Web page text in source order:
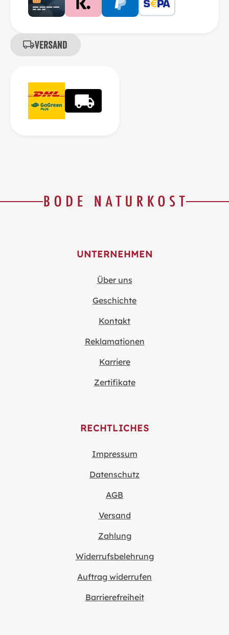
Versand
UNTERNEHMEN
Über uns
Geschichte
Kontakt
Reklamationen
Karriere
Zertifikate
RECHTLICHES
Impressum
Datenschutz
AGB
Versand
Zahlung
Widerrufsbelehrung
Auftrag widerrufen
Barrierefreiheit